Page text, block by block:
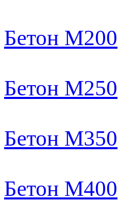
Бетон М200
Бетон М250
Бетон М350
Бетон М400